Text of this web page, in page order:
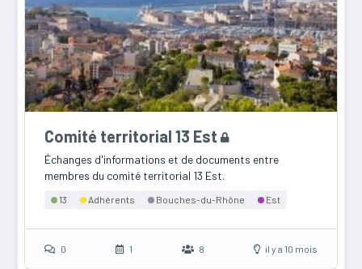
Comité territorial 13 Est
Échanges d'informations et de documents entre
membres du comité territorial 13 Est.
13 Adhérents Bouches-du-Rhône Est
0 1 8 il y a 10 mois